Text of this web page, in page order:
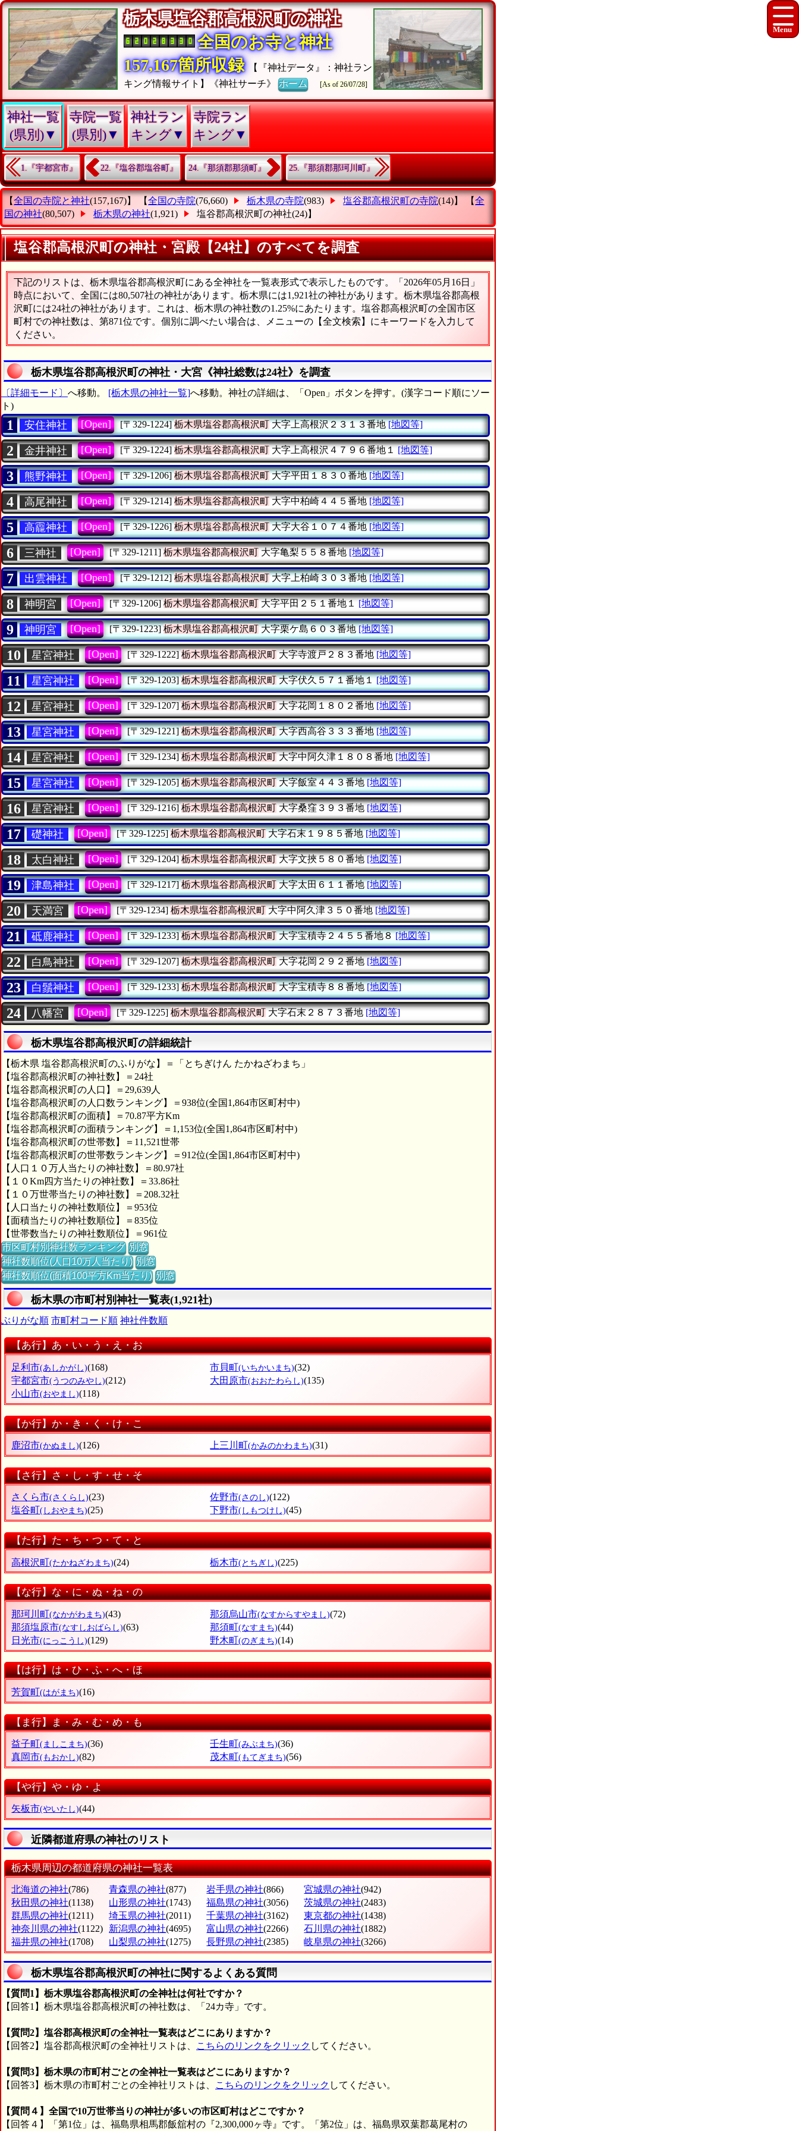
栃木県塩谷郡高根沢町の神社
全国のお寺と神社
157,167箇所収録
【『神社データ』：神社ラン
キング情報サイト】《神社サーチ》ホーム [As of 26/07/28]
神社一覧
(県別)▼
寺院一覧
(県別)▼
神社ラン
キング▼
寺院ラン
キング▼
1.『宇都宮市』 22.『塩谷郡塩谷町』 24.『那須郡那須町』 25.『那須郡那珂川町』
【全国の寺院と神社(157,167)】 【全国の寺院(76,660) 栃木県の寺院(983) 塩谷郡高根沢町の寺院(14)】 【全
国の神社(80,507) 栃木県の神社(1,921) 塩谷郡高根沢町の神社(24)】
塩谷郡高根沢町の神社・宮殿【24社】のすべてを調査
下記のリストは、栃木県塩谷郡高根沢町にある全神社を一覧表形式で表示したものです。「2026年05月16日」
時点において、全国には80,507社の神社があります。栃木県には1,921社の神社があります。栃木県塩谷郡高根
沢町には24社の神社があります。これは、栃木県の神社数の1.25%にあたります。塩谷郡高根沢町の全国市区
町村での神社数は、第871位です。個別に調べたい場合は、メニューの【全文検索】にキーワードを入力して
ください。
栃木県塩谷郡高根沢町の神社・大宮《神社総数は24社》を調査
〔詳細モード〕 へ移動。 [栃木県の神社一覧]へ移動。神社の詳細は、「Open」ボタンを押す。(漢字コード順にソー
ト)
1 安住神社 [Open] [〒329-1224] 栃木県塩谷郡高根沢町大字上高根沢２３１３番地 [地図等]
2 金井神社 [Open] [〒329-1224] 栃木県塩谷郡高根沢町大字上高根沢４７９６番地１ [地図等]
3 熊野神社 [Open] [〒329-1206] 栃木県塩谷郡高根沢町大字平田１８３０番地 [地図等]
4 高尾神社 [Open] [〒329-1214] 栃木県塩谷郡高根沢町大字中柏崎４４５番地 [地図等]
5 高龗神社 [Open] [〒329-1226] 栃木県塩谷郡高根沢町大字大谷１０７４番地 [地図等]
6 三神社 [Open] [〒329-1211] 栃木県塩谷郡高根沢町大字亀梨５５８番地 [地図等]
7 出雲神社 [Open] [〒329-1212] 栃木県塩谷郡高根沢町大字上柏崎３０３番地 [地図等]
8 神明宮 [Open] [〒329-1206] 栃木県塩谷郡高根沢町大字平田２５１番地１ [地図等]
9 神明宮 [Open] [〒329-1223] 栃木県塩谷郡高根沢町大字栗ケ島６０３番地 [地図等]
10 星宮神社 [Open] [〒329-1222] 栃木県塩谷郡高根沢町大字寺渡戸２８３番地 [地図等]
11 星宮神社 [Open] [〒329-1203] 栃木県塩谷郡高根沢町大字伏久５７１番地１ [地図等]
12 星宮神社 [Open] [〒329-1207] 栃木県塩谷郡高根沢町大字花岡１８０２番地 [地図等]
13 星宮神社 [Open] [〒329-1221] 栃木県塩谷郡高根沢町大字西高谷３３３番地 [地図等]
14 星宮神社 [Open] [〒329-1234] 栃木県塩谷郡高根沢町大字中阿久津１８０８番地 [地図等]
15 星宮神社 [Open] [〒329-1205] 栃木県塩谷郡高根沢町大字飯室４４３番地 [地図等]
16 星宮神社 [Open] [〒329-1216] 栃木県塩谷郡高根沢町大字桑窪３９３番地 [地図等]
17 礎神社 [Open] [〒329-1225] 栃木県塩谷郡高根沢町大字石末１９８５番地 [地図等]
18 太白神社 [Open] [〒329-1204] 栃木県塩谷郡高根沢町大字文挾５８０番地 [地図等]
19 津島神社 [Open] [〒329-1217] 栃木県塩谷郡高根沢町大字太田６１１番地 [地図等]
20 天満宮 [Open] [〒329-1234] 栃木県塩谷郡高根沢町大字中阿久津３５０番地 [地図等]
21 砥鹿神社 [Open] [〒329-1233] 栃木県塩谷郡高根沢町大字宝積寺２４５５番地８ [地図等]
22 白鳥神社 [Open] [〒329-1207] 栃木県塩谷郡高根沢町大字花岡２９２番地 [地図等]
23 白鬚神社 [Open] [〒329-1233] 栃木県塩谷郡高根沢町大字宝積寺８８番地 [地図等]
24 八幡宮 [Open] [〒329-1225] 栃木県塩谷郡高根沢町大字石末２８７３番地 [地図等]
栃木県塩谷郡高根沢町の詳細統計
【栃木県 塩谷郡高根沢町のふりがな】＝「とちぎけん たかねざわまち」
【塩谷郡高根沢町の神社数】＝24社
【塩谷郡高根沢町の人口】＝29,639人
【塩谷郡高根沢町の人口数ランキング】＝938位(全国1,864市区町村中)
【塩谷郡高根沢町の面積】＝70.87平方Km
【塩谷郡高根沢町の面積ランキング】＝1,153位(全国1,864市区町村中)
【塩谷郡高根沢町の世帯数】＝11,521世帯
【塩谷郡高根沢町の世帯数ランキング】＝912位(全国1,864市区町村中)
【人口１０万人当たりの神社数】＝80.97社
【１０Km四方当たりの神社数】＝33.86社
【１０万世帯当たりの神社数】＝208.32社
【人口当たりの神社数順位】＝953位
【面積当たりの神社数順位】＝835位
【世帯数当たりの神社数順位】＝961位
市区町村別神社数ランキング 別窓
神社数順位(人口10万人当たり) 別窓
神社数順位(面積100平方Km当たり) 別窓
栃木県の市町村別神社一覧表(1,921社)
ぶりがな順 市町村コード順 神社件数順
【あ行】あ・い・う・え・お
足利市(あしかがし)(168) 市貝町(いちかいまち)(32)
宇都宮市(うつのみやし)(212) 大田原市(おおたわらし)(135)
小山市(おやまし)(118)
【か行】か・き・く・け・こ
鹿沼市(かぬまし)(126) 上三川町(かみのかわまち)(31)
【さ行】さ・し・す・せ・そ
さくら市(さくらし)(23) 佐野市(さのし)(122)
塩谷町(しおやまち)(25) 下野市(しもつけし)(45)
【た行】た・ち・つ・て・と
高根沢町(たかねざわまち)(24) 栃木市(とちぎし)(225)
【な行】な・に・ぬ・ね・の
那珂川町(なかがわまち)(43) 那須烏山市(なすからすやまし)(72)
那須塩原市(なすしおばらし)(63) 那須町(なすまち)(44)
日光市(にっこうし)(129) 野木町(のぎまち)(14)
【は行】は・ひ・ふ・へ・ほ
芳賀町(はがまち)(16)
【ま行】ま・み・む・め・も
益子町(ましこまち)(36) 壬生町(みぶまち)(36)
真岡市(もおかし)(82) 茂木町(もてぎまち)(56)
【や行】や・ゆ・よ
矢板市(やいたし)(44)
近隣都道府県の神社のリスト
栃木県周辺の都道府県の神社一覧表
北海道の神社(786) 青森県の神社(877) 岩手県の神社(866) 宮城県の神社(942)
秋田県の神社(1138) 山形県の神社(1743) 福島県の神社(3056) 茨城県の神社(2483)
群馬県の神社(1211) 埼玉県の神社(2011) 千葉県の神社(3162) 東京都の神社(1438)
神奈川県の神社(1122) 新潟県の神社(4695) 富山県の神社(2266) 石川県の神社(1882)
福井県の神社(1708) 山梨県の神社(1275) 長野県の神社(2385) 岐阜県の神社(3266)
栃木県塩谷郡高根沢町の神社に関するよくある質問
【質問1】栃木県塩谷郡高根沢町の全神社は何社ですか？
【回答1】栃木県塩谷郡高根沢町の神社数は、「24カ寺」です。
【質問2】塩谷郡高根沢町の全神社一覧表はどこにありますか？
【回答2】塩谷郡高根沢町の全神社リストは、
こちらのリンクをクリック してください。
【質問3】栃木県の市町村ごとの全神社一覧表はどこにありますか？
【回答3】栃木県の市町村ごとの全神社リストは、
こちらのリンクをクリック してください。
【質問４】全国で10万世帯当りの神社が多いの市区町村はどこですか？
【回答４】「第1位」は、福島県相馬郡飯舘村の『2,300,000ヶ寺』です。「第2位」は、福島県双葉郡葛尾村の